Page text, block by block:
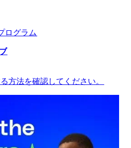
ログラム​​
方法を確認してください。​​